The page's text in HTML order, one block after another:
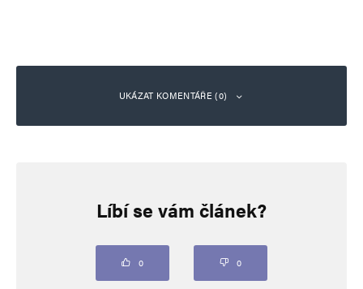
UKÁZAT KOMENTÁŘE (0)
Vaše e-mailová adresa nebude zveřejněna. Vyžadované informace jsou
Líbí se vám článek?
0 0